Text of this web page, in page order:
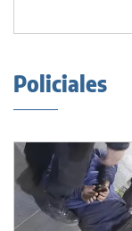
Policiales